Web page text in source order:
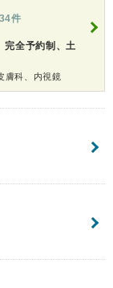
件
全予約制、土
膚科、内視鏡